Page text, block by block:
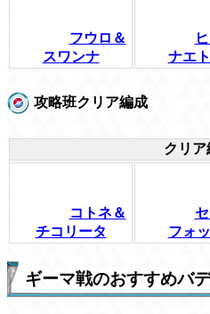
フウロ＆
スワンナ
ナエ
攻略班クリア編成
クリア
コトネ＆
チコリータ
フォ
ギーマ戦のおすすめバ